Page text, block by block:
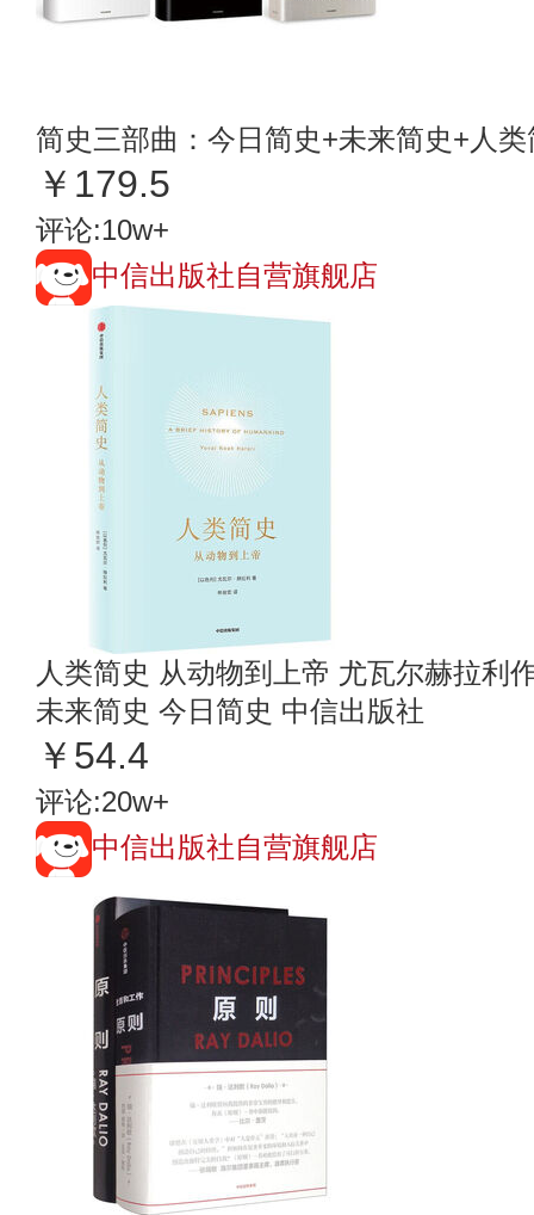
简史三部曲：今日简史+未来简史+人
￥179.5
评论:10w+
中信出版社自营旗舰店
人类简史 从动物到上帝 尤瓦尔赫拉利
未来简史 今日简史 中信出版社
￥54.4
评论:20w+
中信出版社自营旗舰店